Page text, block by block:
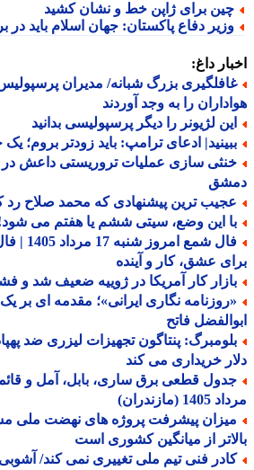
برای ژاپن خط و نشان کشید
دفاع پاکستان: جهان اسلام باید در
داغ:
را به وجد آوردند
لژیونر را دیگر پرسپولیسی بدانید
ادعای ترامپ: باید زودتر بروم؛ یک
سازی عملیات تروریستی داعش در
ترین پیشنهادی که محمد صلاح رد کرد!
این وضع، سیتی ششم یا هفتم می شود!
عشق، کار و آینده
کار آمریکا در ژوییه ضعیف شد و فشار
نگاری ایرانی»؛ مقدمه ای بر یک
فاتح
خریداری می کند
(مازندران)
پیشرفت پروژه های نهضت ملی
از میانگین کشوری است
فنی تیم ملی تغییری نمی کند/ آشوبی: